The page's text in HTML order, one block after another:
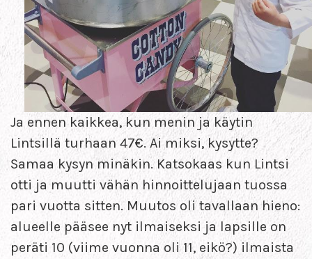
Ja ennen kaikkea, kun menin ja käytin
Lintsillä turhaan 47€. Ai miksi, kysytte?
Samaa kysyn minäkin. Katsokaas kun Lintsi
otti ja muutti vähän hinnoittelujaan tuossa
pari vuotta sitten. Muutos oli tavallaan hieno:
alueelle pääsee nyt ilmaiseksi ja lapsille on
peräti 10 (viime vuonna oli 11, eikö?) ilmaista